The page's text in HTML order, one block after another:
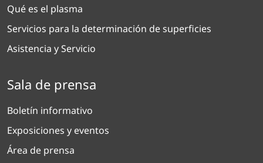
Qué es el plasma
Servicios para la determinación de superficies
Asistencia y Servicio
Sala de prensa
Boletín informativo
Exposiciones y eventos
Área de prensa